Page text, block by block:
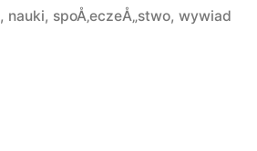
, nauki, spoÅ‚eczeÅ„stwo, wywiad